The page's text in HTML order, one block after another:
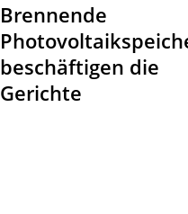
Brennende
beschäftigen die
Gerichte